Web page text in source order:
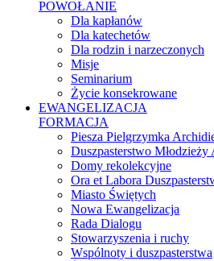
POWOŁANIE
Dla kapłanów
Dla katechetów
Dla rodzin i narzeczonych
Misje
Seminarium
Życie konsekrowane
EWANGELIZACJA
FORMACJA
Piesza Pielgrzymka
Duszpasterstwo Młodzieży
Domy rekolekcyjne
Ora et Labora
Miasto Świętych
Nowa Ewangelizacja
Rada Dialogu
Stowarzyszenia i ruchy
Wspólnoty i duszpasterstwa